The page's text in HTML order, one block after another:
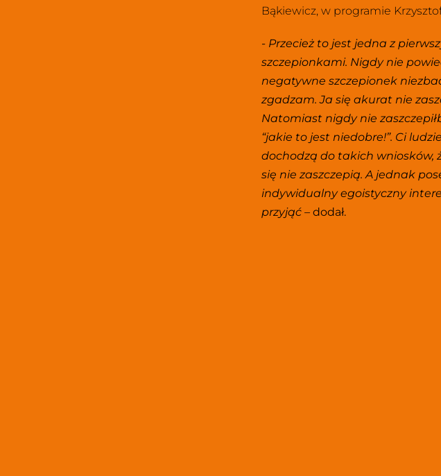
Bąkiewicz, w programie
- Przecież to jest jedna z
szczepionkami. Nigdy nie
negatywne szczepionek
zgadzam. Ja się akurat nie
Natomiast nigdy nie
“jakie to jest niedobre!”. Ci
dochodzą do takich wniosków,
się nie zaszczepią. A jednak
indywidualny egoistyczny
przyjąć – dodał.